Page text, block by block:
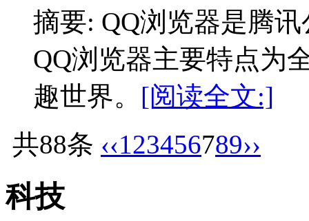
摘要: QQ浏览器是腾
QQ浏览器主要特点为
趣世界。 [阅读全文:]
共88条 ‹‹123456789››
科技